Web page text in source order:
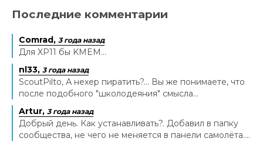
Последние комментарии
Comrad, 3 года назад
Для XP11 бы KMEM...
nl33, 3 года назад
ScoutPilto, А нехер пиратить?... Вы же понимаете, что
после подобного "школодеяния" смысла...
Artur, 3 года назад
Добрый день. Как устанавливать?. Добавил в папку
сообщества, не чего не меняется в панели самолёта....